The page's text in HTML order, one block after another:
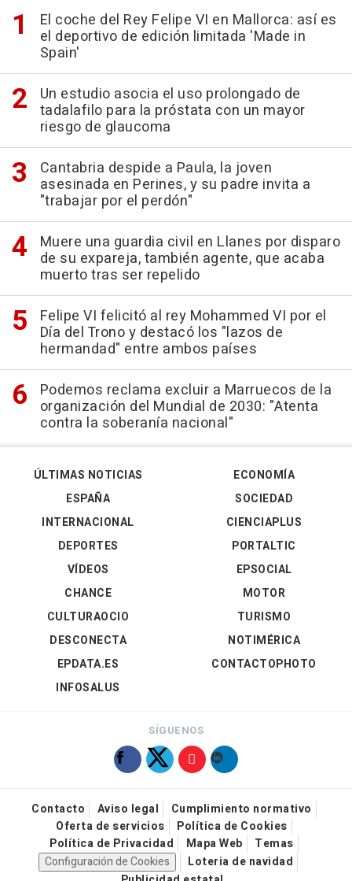
El coche del Rey Felipe VI en Mallorca: así es
el deportivo de edición limitada 'Made in
Spain'
Un estudio asocia el uso prolongado de
tadalafilo para la próstata con un mayor
riesgo de glaucoma
Cantabria despide a Paula, la joven
asesinada en Perines, y su padre invita a
"trabajar por el perdón"
Muere una guardia civil en Llanes por disparo
de su expareja, también agente, que acaba
muerto tras ser repelido
Felipe VI felicitó al rey Mohammed VI por el
Día del Trono y destacó los "lazos de
hermandad" entre ambos países
Podemos reclama excluir a Marruecos de la
organización del Mundial de 2030: "Atenta
contra la soberanía nacional"
ÚLTIMAS NOTICIAS
ESPAÑA
INTERNACIONAL
DEPORTES
VÍDEOS
ECONOMÍA
SOCIEDAD
CIENCIAPLUS
PORTALTIC
EPSOCIAL
CHANCE
CULTURAOCIO
DESCONECTA
EPDATA.ES
INFOSALUS
MOTOR
TURISMO
NOTIMÉRICA
CONTACTOPHOTO
SÍGUENOS
Contacto Aviso legal
Cumplimiento normativo
Oferta de servicios
Política de Cookies
Política de Privacidad
Mapa Web
Temas
Configuración de Cookies
Loteria de navidad